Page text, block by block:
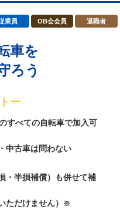
業員 OB会会員 退職者
車を
ろう
ー
すべての自転車で加入可
中古車は問わない
・半損補償）も併せて補
ただけません）
※